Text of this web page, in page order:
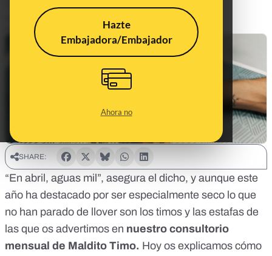
Hazte
Embajadora/Embajador
Ahora no
Publicado el
Actualizado el
May 19, 2023, 3:32:00 PM
SHARE:
“En abril, aguas mil”, asegura el dicho, y aunque este
año ha destacado por ser especialmente seco lo que
no han parado de llover son los timos y las estafas de
las que os advertimos en nuestro consultorio
mensual de Maldito Timo. Hoy os explicamos cómo